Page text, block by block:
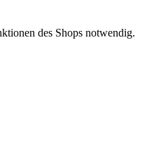
des Shops notwendig.